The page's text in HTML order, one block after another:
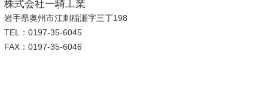
株式会社一騎工業
岩手県奥州市江刺稲瀬字三丁198
TEL：0197-35-6045
FAX：0197-35-6046